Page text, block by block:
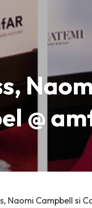
@
Naomi Campbell si